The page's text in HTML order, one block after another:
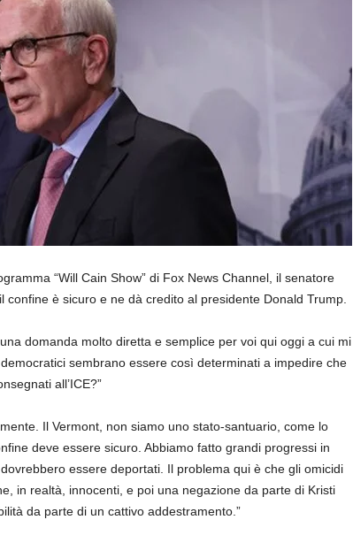
“Will Cain Show” di Fox News Channel, il senatore
confine è sicuro e ne dà credito al presidente Donald Trump.
domanda molto diretta e semplice per voi qui oggi a cui mi
sembrano essere così determinati a impedire che
all’ICE?”
Il Vermont, non siamo uno stato-santuario, come lo
deve essere sicuro. Abbiamo fatto grandi progressi in
essere deportati. Il problema qui è che gli omicidi
in realtà, innocenti, e poi una negazione da parte di Kristi
da parte di un cattivo addestramento.”